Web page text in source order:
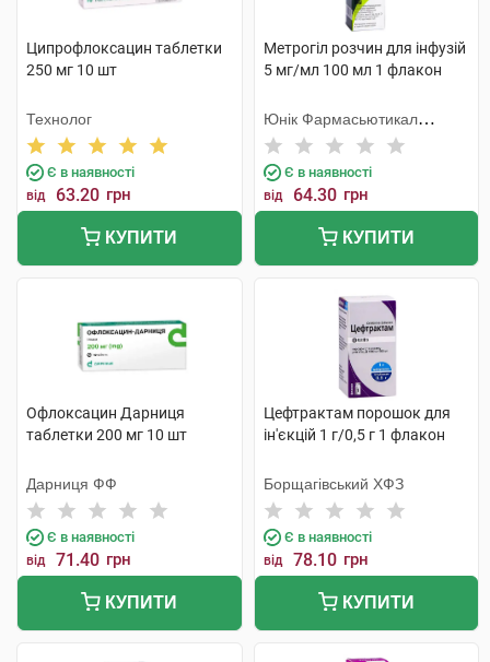
Ципрофлоксацин таблетки
250 мг 10 шт
Технолог
Є в наявності
від 63.20 грн
КУПИТИ
Метрогіл розчин для інфузій
5 мг/мл 100 мл 1 флакон
Юнік Фармасьютикал
Лабораторіз
Є в наявності
від 64.30 грн
КУПИТИ
Офлоксацин Дарниця
таблетки 200 мг 10 шт
Дарниця ФФ
Є в наявності
від 71.40 грн
КУПИТИ
Цефтрактам порошок для
ін'єкцій 1 г/0,5 г 1 флакон
Борщагівський ХФЗ
Є в наявності
від 78.10 грн
КУПИТИ